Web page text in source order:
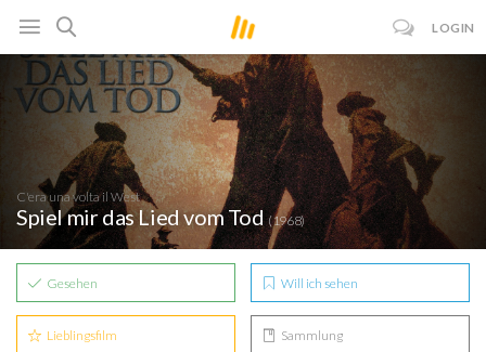
LOGIN
C'era una volta il West
Spiel mir das Lied vom Tod(1968)
Gesehen Will ich sehen
Lieblingsfilm Sammlung